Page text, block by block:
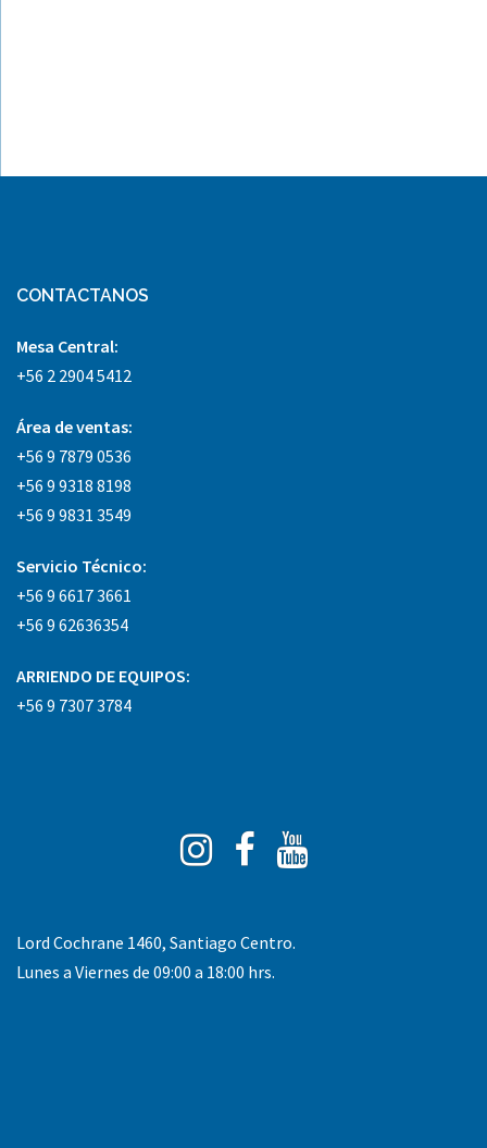
CONTACTANOS
Mesa Central:
+56 2 2904 5412
Área de ventas:
+56 9 7879 0536
+56 9 9318 8198
+56 9 9831 3549
Servicio Técnico:
+56 9 6617 3661
+56 9 62636354
ARRIENDO DE EQUIPOS:
+56 9 7307 3784
Instagram
Facebook
Tube
Lord Cochrane 1460, Santiago Centro.
Lunes a Viernes de 09:00 a 18:00 hrs.